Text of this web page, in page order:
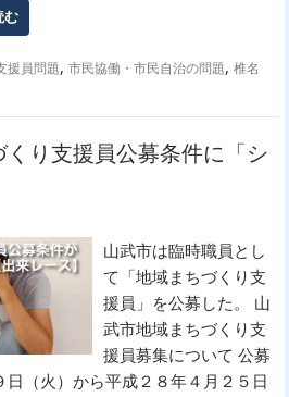
む
援員問題,市民協働・市民自治の問題,椎名
り支援員公募条件に「シ
山武市は臨時職員とし
て「地域まちづくり支
援員」を公募した。 山
武市地域まちづくり支
援員募集について 公募
（火）から平成２８年４月２５日